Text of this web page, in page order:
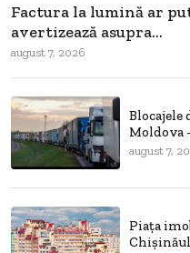
Factura la lumină ar
avertizează asupra...
august 7, 2026
Blocajele
Moldova
august 7,
Piața